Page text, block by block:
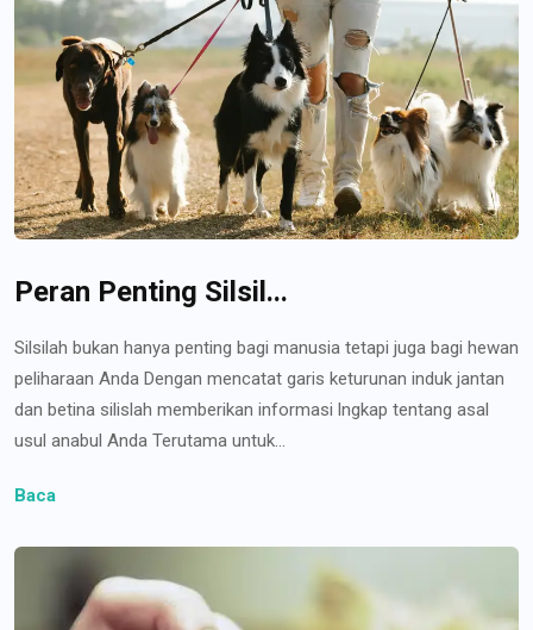
Peran Penting Silsil...
Silsilah bukan hanya penting bagi manusia tetapi juga bagi hewan
peliharaan Anda Dengan mencatat garis keturunan induk jantan
dan betina silislah memberikan informasi lngkap tentang asal
usul anabul Anda Terutama untuk...
Baca